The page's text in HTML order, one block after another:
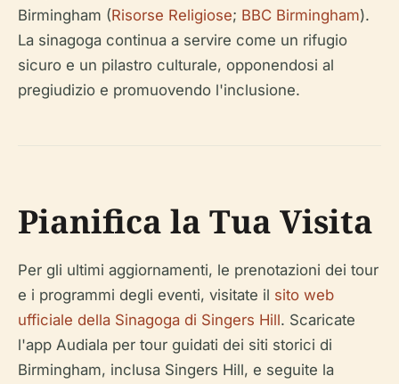
Birmingham (Risorse Religiose; BBC Birmingham).
La sinagoga continua a servire come un rifugio
sicuro e un pilastro culturale, opponendosi al
pregiudizio e promuovendo l'inclusione.
Pianifica la Tua Visita
Per gli ultimi aggiornamenti, le prenotazioni dei tour
e i programmi degli eventi, visitate il sito web
ufficiale della Sinagoga di Singers Hill. Scaricate
l'app Audiala per tour guidati dei siti storici di
Birmingham, inclusa Singers Hill, e seguite la